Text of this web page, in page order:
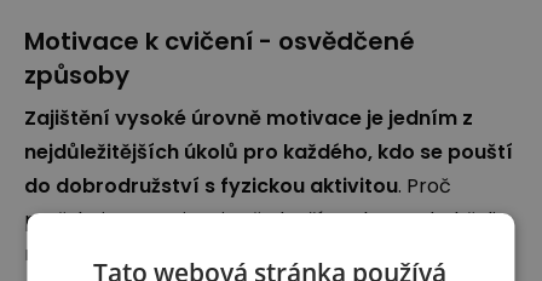
Motivace k cvičení - osvědčené
způsoby
Zajištění vysoké úrovně motivace je jedním z
nejdůležitějších úkolů pro každého, kdo se pouští
do dobrodružství s fyzickou aktivitou. Proč
potřebujete motivaci? Především, abyste dodrželi
naplánovaná cvičení, i když se vám opravdu
Tato webová stránka používá